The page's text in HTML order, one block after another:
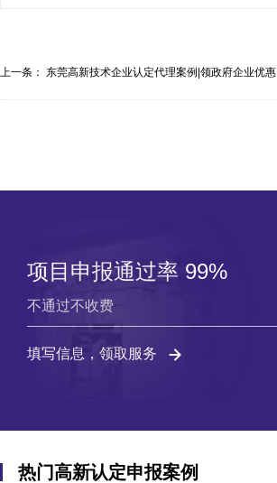
上一条： 东莞高新技术企业认定代理案例|领政府企业优惠
项目申报通过率 99%
不通过不收费
填写信息，领取服务
热门高新认定申报案例